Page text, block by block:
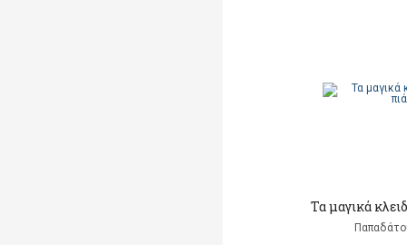
Τα μαγικά